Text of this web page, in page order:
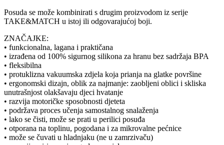
Posuda se može kombinirati s drugim proizvodom iz serije
TAKE&MATCH u istoj ili odgovarajućoj boji.
ZNAČAJKE:
• funkcionalna, lagana i praktičana
• izrađena od 100% sigurnog silikona za hranu bez sadržaja BPA
• fleksibilna
• protuklizna vakuumska zdjela koja prianja na glatke površine
• ergonomski dizajn, oblik za najmanje: zaobljeni oblici i skliska
unutrašnjost olakšavaju djeci hvatanje
• razvija motoričke sposobnosti djeteta
• podržava proces učenja samostalnog snalaženja
• lako se čisti, može se prati u perilici posuđa
• otporana na toplinu, pogodana i za mikrovalne pećnice
• može se čuvati u hladnjaku (ne u zamrzivaču)